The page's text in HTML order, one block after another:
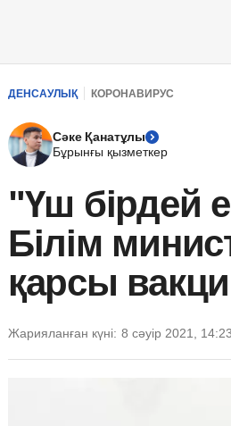
ДЕНСАУЛЫҚ КОРОНАВИРУС
Сәке Қанатұлы
Бұрынғы қызметкер
"Үш бірдей
Білім
қарсы
Жарияланған күні: 8 сәуір 2021, 14:23